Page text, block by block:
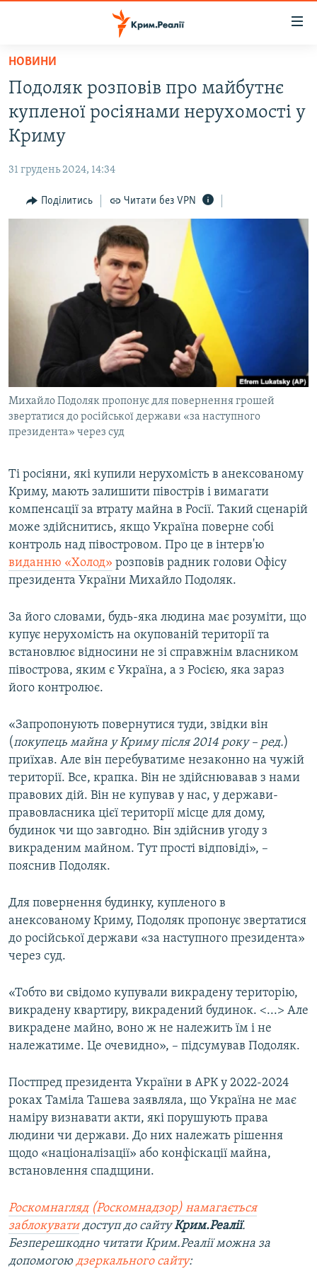
Перейти
основного
матеріалу
Перейти
до
основної
навігації
Перейти
до
ВОДА.КРИМ
ВІДЕО ТА ФОТО
БЛОГИ
ПОГЛЯД
СПЕЦПРОЕКТИ
ДЕПОРТАЦІЯ
ВІДЕОУРОКИ «ELIFBE»
СВІДЧЕННЯ ОКУПАЦІЇ
УКРАЇНСЬКА ПРОБЛЕМА КРИМУ
ІНФОГРАФІКА
ЯК ОБІЙТИ БЛОКУВАННЯ
Русский
Qırımtatar
ДОЛУЧАЙСЯ!
Усі сайти RFE/RL
НОВИНИ
Подоляк розповів про майбутнє
купленої росіянами нерухомості у
Криму
31 грудень 2024, 14:34
Поділитись Читати без VPN
Михайло Подоляк пропонує для повернення грошей
звертатися до російської держави «за наступного
президента» через суд
Ті росіяни, які купили нерухомість в анексованому
Криму, мають залишити півострів і вимагати
компенсації за втрату майна в Росії. Такий сценарій
може здійснитись, якщо Україна поверне собі
контроль над півостровом. Про це в інтерв'ю
виданню «Холод» розповів радник голови Офісу
президента України Михайло Подоляк.
За його словами, будь-яка людина має розуміти, що
купує нерухомість на окупованій території та
встановлює відносини не зі справжнім власником
півострова, яким є Україна, а з Росією, яка зараз
його контролює.
«Запропонують повернутися туди, звідки він
(покупець майна у Криму після 2014 року – ред.)
приїхав. Але він перебуватиме незаконно на чужій
території. Все, крапка. Він не здійснювавав з нами
правових дій. Він не купував у нас, у держави-
правовласника цієї території місце для дому,
будинок чи що завгодно. Він здійснив угоду з
викраденим майном. Тут прості відповіді», –
пояснив Подоляк.
Для повернення будинку, купленого в
анексованому Криму, Подоляк пропонує звертатися
до російської держави «за наступного президента»
через суд.
«Тобто ви свідомо купували викрадену територію,
викрадену квартиру, викрадений будинок. <...> Але
викрадене майно, воно ж не належить їм і не
належатиме. Це очевидно», – підсумував Подоляк.
Постпред президента України в АРК у 2022-2024
роках Таміла Ташева заявляла, що Україна не має
наміру визнавати акти, які порушують права
людини чи держави. До них належать рішення
щодо «націоналізації» або конфіскації майна,
встановлення спадщини.
Роскомнагляд (Роскомнадзор) намагається
заблокуватидоступ до сайтуКрим.Реалії.
Безперешкодно читати Крим.Реалії можна за
допомогою дзеркального сайту: